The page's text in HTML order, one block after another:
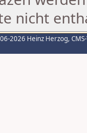
nicht
2026 Heinz Herzog,